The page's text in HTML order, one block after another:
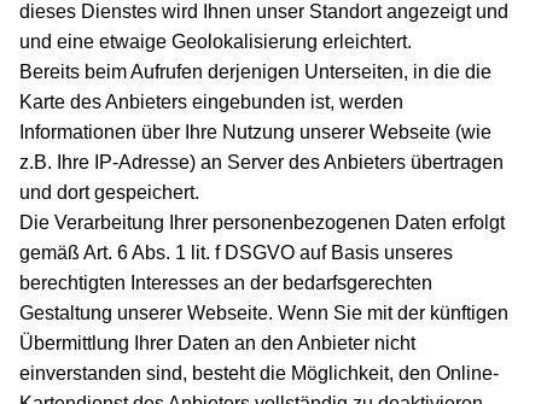
dieses Dienstes wird Ihnen unser Standort angezeigt und
und eine etwaige Geolokalisierung erleichtert.
Bereits beim Aufrufen derjenigen Unterseiten, in die die
Karte des Anbieters eingebunden ist, werden
Informationen über Ihre Nutzung unserer Webseite (wie
z.B. Ihre IP-Adresse) an Server des Anbieters übertragen
und dort gespeichert.
Die Verarbeitung Ihrer personenbezogenen Daten erfolgt
gemäß Art. 6 Abs. 1 lit. f DSGVO auf Basis unseres
berechtigten Interesses an der bedarfsgerechten
Gestaltung unserer Webseite. Wenn Sie mit der künftigen
Übermittlung Ihrer Daten an den Anbieter nicht
einverstanden sind, besteht die Möglichkeit, den Online-